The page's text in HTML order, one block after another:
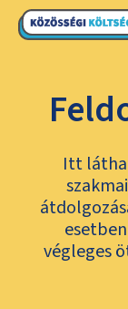
Itt
végleges